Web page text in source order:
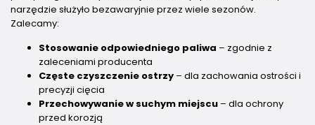
narzędzie służyło bezawaryjnie przez wiele sezonów.
Zalecamy:
Stosowanie odpowiedniego paliwa – zgodnie z
zaleceniami producenta
Częste czyszczenie ostrzy – dla zachowania ostrości i
precyzji cięcia
Przechowywanie w suchym miejscu – dla ochrony
przed korozją